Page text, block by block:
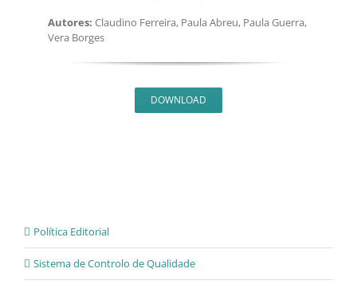
Autores: Claudino Ferreira, Paula Abreu, Paula Guerra,
Vera Borges
DOWNLOAD
Política Editorial
Sistema de Controlo de Qualidade